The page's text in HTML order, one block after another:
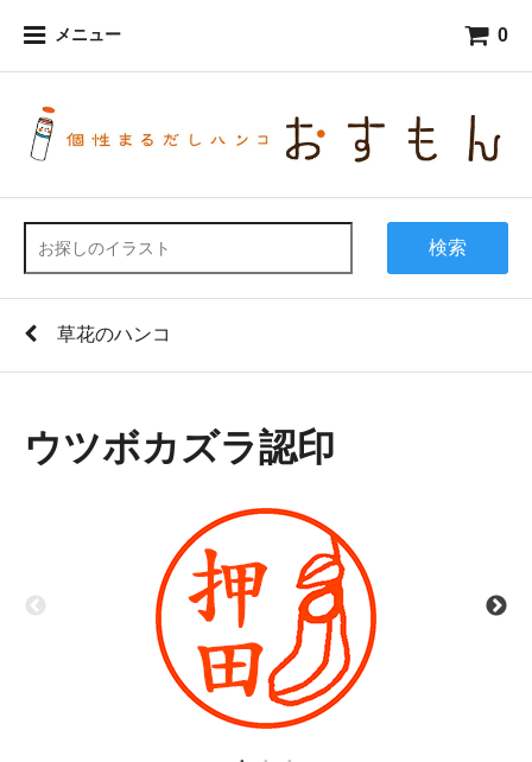
メニュー 0
検索
草花のハンコ
ウツボカズラ認印